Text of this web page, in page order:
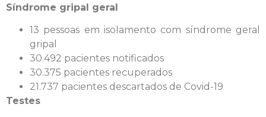
Síndrome gripal geral
13 pessoas em isolamento com síndrome geral
gripal
30.492 pacientes notificados
30.375 pacientes recuperados
21.737 pacientes descartados de Covid-19
Testes